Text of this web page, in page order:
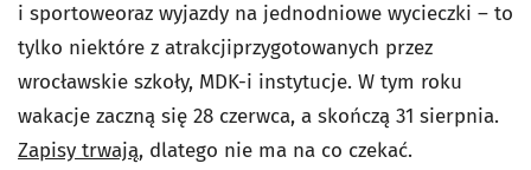
i sportoweoraz wyjazdy na jednodniowe wycieczki – to
tylko niektóre z atrakcjiprzygotowanych przez
wrocławskie szkoły, MDK-i instytucje. W tym roku
wakacje zaczną się 28 czerwca, a skończą 31 sierpnia.
Zapisy trwają, dlatego nie ma na co czekać.